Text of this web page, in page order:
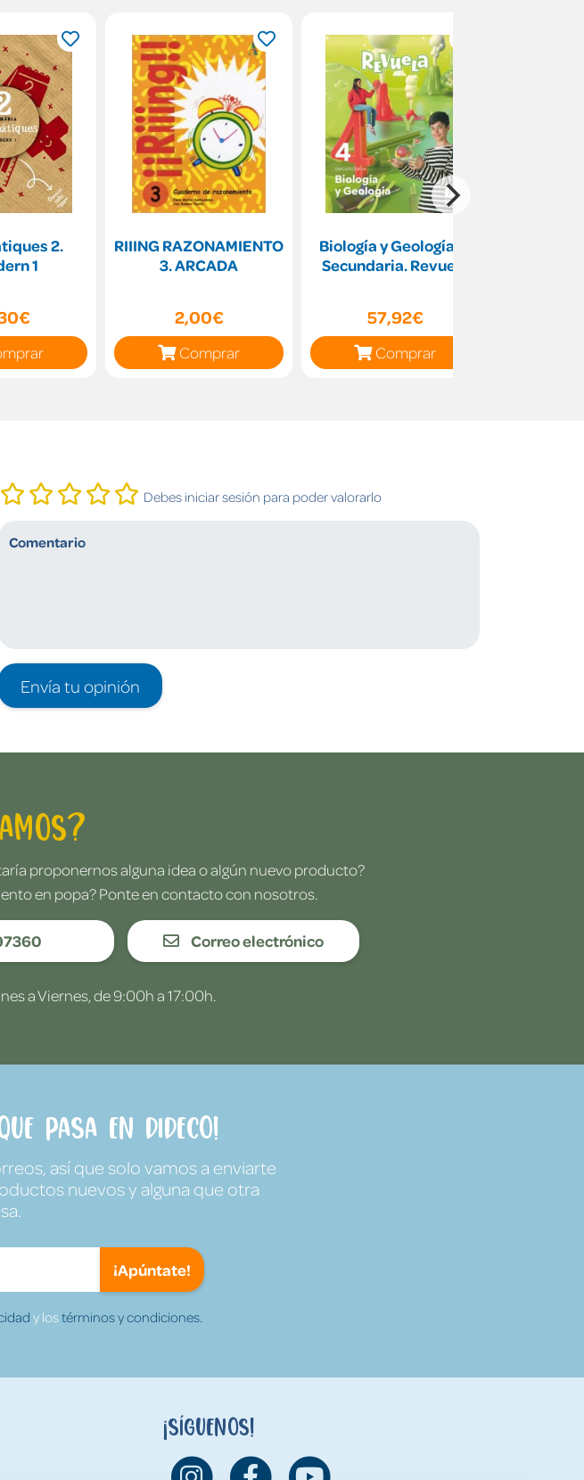
2.
1
RIIING RAZONAMIENTO
3. ARCADA
2,00€
Comprar
Biología y Geología. 4
Secundaria. Revuela
57,92€
Comprar
Debes iniciar sesión para poder valorarlo
Envía tu opinión
proponernos alguna idea o algún nuevo producto?
en popa? Ponte en contacto con nosotros.
Correo electrónico
a Viernes, de 9:00h a 17:00h.
pasa en Dideco!
así que solo vamos a enviarte
nuevos y alguna que otra
¡Apúntate!
y lostérminos y condiciones.
¡Síguenos!